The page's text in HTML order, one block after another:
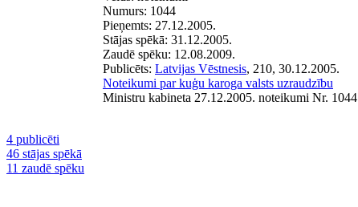
Numurs: 1044
Pieņemts: 27.12.2005.
Stājas spēkā: 31.12.2005.
Zaudē spēku: 12.08.2009.
Publicēts: Latvijas Vēstnesis, 210, 30.12.2005.
Noteikumi par kuģu karoga valsts uzraudzību
Ministru kabineta 27.12.2005. noteikumi Nr. 1044
4 publicēti
46 stājas spēkā
11 zaudē spēku